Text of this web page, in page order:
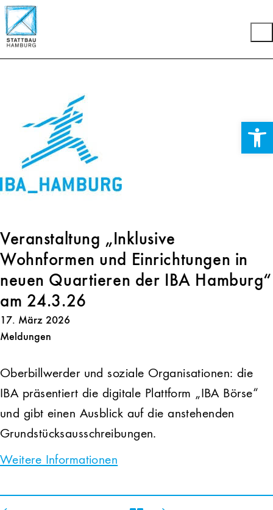
Veranstaltung „Inklusive
Wohnformen und Einrichtungen in
neuen Quartieren der IBA Hamburg“
am 24.3.26
17. März 2026
Meldungen
Oberbillwerder und soziale Organisationen: die
IBA präsentiert die digitale Plattform „IBA Börse“
und gibt einen Ausblick auf die anstehenden
Grundstücksausschreibungen.
Weitere Informationen